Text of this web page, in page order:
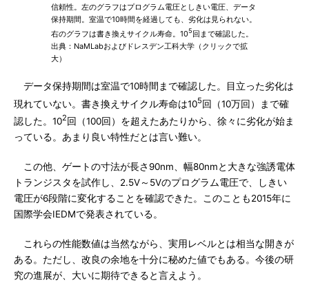
信頼性。左のグラフはプログラム電圧としきい電圧、データ
保持期間。室温で10時間を経過しても、劣化は見られない。
右のグラフは書き換えサイクル寿命。105回まで確認した。
出典：NaMLabおよびドレスデン工科大学（クリックで拡
大）
データ保持期間は室温で10時間まで確認した。目立った劣化は
現れていない。書き換えサイクル寿命は105回（10万回）まで確
認した。102回（100回）を超えたあたりから、徐々に劣化が始ま
っている。あまり良い特性だとは言い難い。
この他、ゲートの寸法が長さ90nm、幅80nmと大きな強誘電体
トランジスタを試作し、2.5V～5Vのプログラム電圧で、しきい
電圧が6段階に変化することを確認できた。このことも2015年に
国際学会IEDMで発表されている。
これらの性能数値は当然ながら、実用レベルとは相当な開きが
ある。ただし、改良の余地を十分に秘めた値でもある。今後の研
究の進展が、大いに期待できると言えよう。